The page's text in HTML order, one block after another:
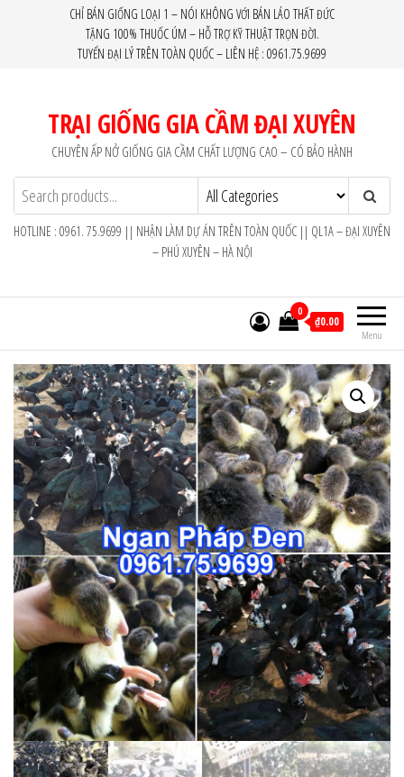
CHỈ BÁN GIỐNG LOẠI 1 – NÓI KHÔNG VỚI BÁN LÁO THẤT ĐỨC
TẶNG 100% THUỐC ÚM – HỖ TRỢ KỸ THUẬT TRỌN ĐỜI.
TUYỂN ĐẠI LÝ TRÊN TOÀN QUỐC – LIÊN HỆ : 0961.75.9699
TRẠI GIỐNG GIA CẦM ĐẠI XUYÊN
CHUYÊN ẤP NỞ GIỐNG GIA CẦM CHẤT LƯỢNG CAO – CÓ BẢO HÀNH
HOTLINE : 0961. 75.9699 || NHẬN LÀM DỰ ÁN TRÊN TOÀN QUỐC || QL1A – ĐẠI XUYÊN
– PHÚ XUYÊN – HÀ NỘI
Menu
0
₫0.00